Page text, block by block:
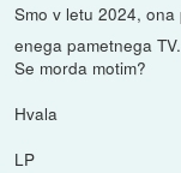
Smo v letu 2024,
enega pametnega TV.
Se morda motim?
Hvala
LP